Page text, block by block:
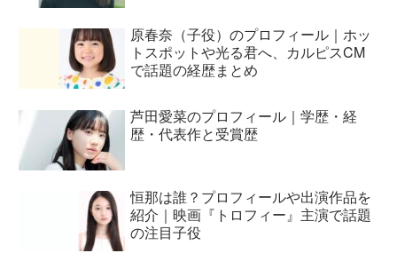
原春奈（子役）のプロフィール｜ホッ
トスポットや光る君へ、カルピスCM
で話題の経歴まとめ
芦田愛菜のプロフィール｜学歴・経
歴・代表作と受賞歴
恒那は誰？プロフィールや出演作品を
紹介｜映画『トロフィー』主演で話題
の注目子役